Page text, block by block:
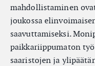
mahdollistaminen
joukossa
saavuttamiseksi.
paikkariippumaton
saaristojen ja